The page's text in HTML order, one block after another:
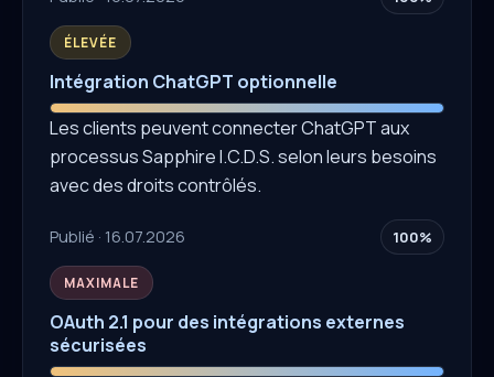
ÉLEVÉE
Intégration ChatGPT optionnelle
Les clients peuvent connecter ChatGPT aux
processus Sapphire I.C.D.S. selon leurs besoins
avec des droits contrôlés.
Publié · 16.07.2026 100%
MAXIMALE
OAuth 2.1 pour des intégrations externes
sécurisées